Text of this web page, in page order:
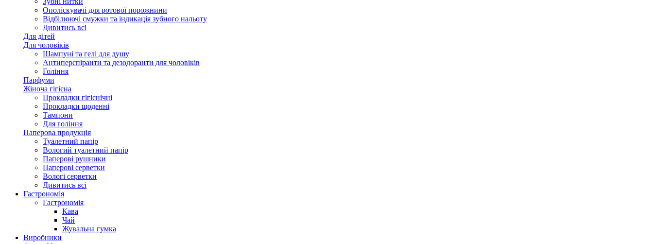
Ополіскувачі для ротової порожнини
Відбілюючі смужки та індикація зубного нальоту
Дивитись всі
Для дітей
Для чоловіків
Шампуні та гелі для душу
Антиперспіранти та дезодоранти для чоловіків
Гоління
Парфуми
Жіноча гігієна
Прокладки гігієнічні
Прокладки щоденні
Тампони
Для гоління
Паперова продукція
Туалетний папір
Вологий туалетний папір
Паперові рушники
Паперові серветки
Вологі серветки
Дивитись всі
Гастрономія
Гастрономія
Кава
Чай
Жувальна гумка
Виробники